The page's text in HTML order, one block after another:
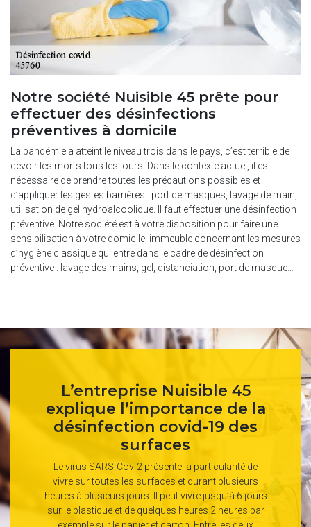
Notre société Nuisible 45 prête pour
effectuer des désinfections
préventives à domicile
La pandémie a atteint le niveau trois dans le pays, c’est terrible de
devoir les morts tous les jours. Dans le contexte actuel, il est
nécessaire de prendre toutes les précautions possibles et
d’appliquer les gestes barrières : port de masques, lavage de main,
utilisation de gel hydroalcoolique. Il faut effectuer une désinfection
préventive. Notre société est à votre disposition pour faire une
sensibilisation à votre domicile, immeuble concernant les mesures
d’hygiène classique qui entre dans le cadre de désinfection
préventive : lavage des mains, gel, distanciation, port de masque…
L’entreprise Nuisible 45
explique l’importance de la
désinfection covid-19 des
surfaces
Le virus SARS-Cov-2 présente la particularité de
vivre sur toutes les surfaces et durant plusieurs
heures à plusieurs jours. Il peut vivre jusqu’à 6 jours
sur le plastique et de quelques heures 2 heures par
exemple sur le papier et carton. Entre les deux